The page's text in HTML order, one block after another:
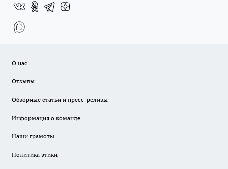
О нас
Отзывы
Обзорные статьи и пресс-релизы
Информация о команде
Наши грамоты
Политика этики